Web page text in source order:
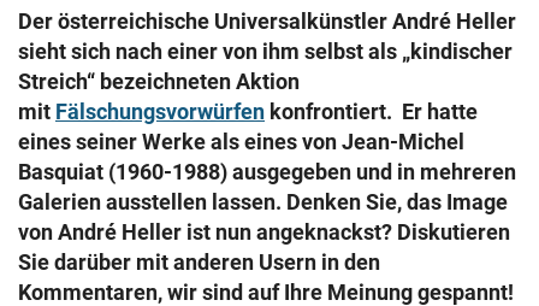
search
eingeben
Muthgasse 2, 1190 Wien
Der österreichische Universalkünstler André Heller
sieht sich nach einer von ihm selbst als „kindischer
Streich“ bezeichneten Aktion
mit Fälschungsvorwürfen konfrontiert. Er hatte
eines seiner Werke als eines von Jean-Michel
Basquiat (1960-1988) ausgegeben und in mehreren
Galerien ausstellen lassen. Denken Sie, das Image
von André Heller ist nun angeknackst? Diskutieren
Sie darüber mit anderen Usern in den
Kommentaren, wir sind auf Ihre Meinung gespannt!